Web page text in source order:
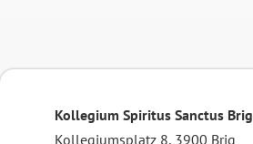
Kollegium Spiritus Sanctus Brig
Kollegiumsplatz 8, 3900 Brig